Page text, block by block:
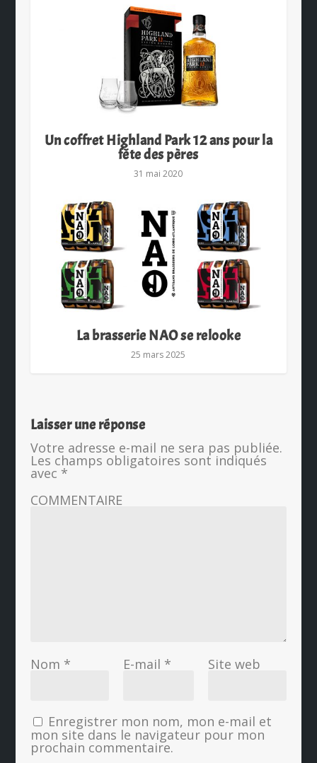
Un coffret Highland Park 12 ans pour la
fête des pères
31 mai 2020
La brasserie NAO se relooke
25 mars 2025
Laisser une réponse
Votre adresse e-mail ne sera pas publiée.
Les champs obligatoires sont indiqués
avec *
COMMENTAIRE
Nom * E-mail * Site web
Enregistrer mon nom, mon e-mail et
mon site dans le navigateur pour mon
prochain commentaire.